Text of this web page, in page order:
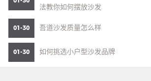
法教你如何摆放沙发
01-30 吾道沙发质量怎么样
01-30 如何挑选小户型沙发品牌